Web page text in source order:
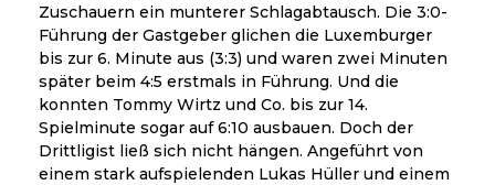
Zuschauern ein munterer Schlagabtausch. Die 3:0-
Führung der Gastgeber glichen die Luxemburger
bis zur 6. Minute aus (3:3) und waren zwei Minuten
später beim 4:5 erstmals in Führung. Und die
konnten Tommy Wirtz und Co. bis zur 14.
Spielminute sogar auf 6:10 ausbauen. Doch der
Drittligist ließ sich nicht hängen. Angeführt von
einem stark aufspielenden Lukas Hüller und einem